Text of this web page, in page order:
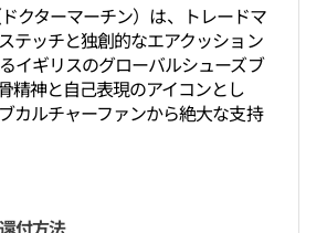
ドクターマーチン）は、トレードマ
テッチと独創的なエアクッション
イギリスのグローバルシューズブ
精神と自己表現のアイコンとし
カルチャーファンから絶大な支持
付方法